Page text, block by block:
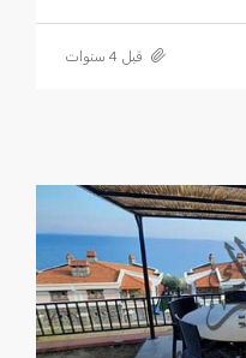
قبل 4 سنوات